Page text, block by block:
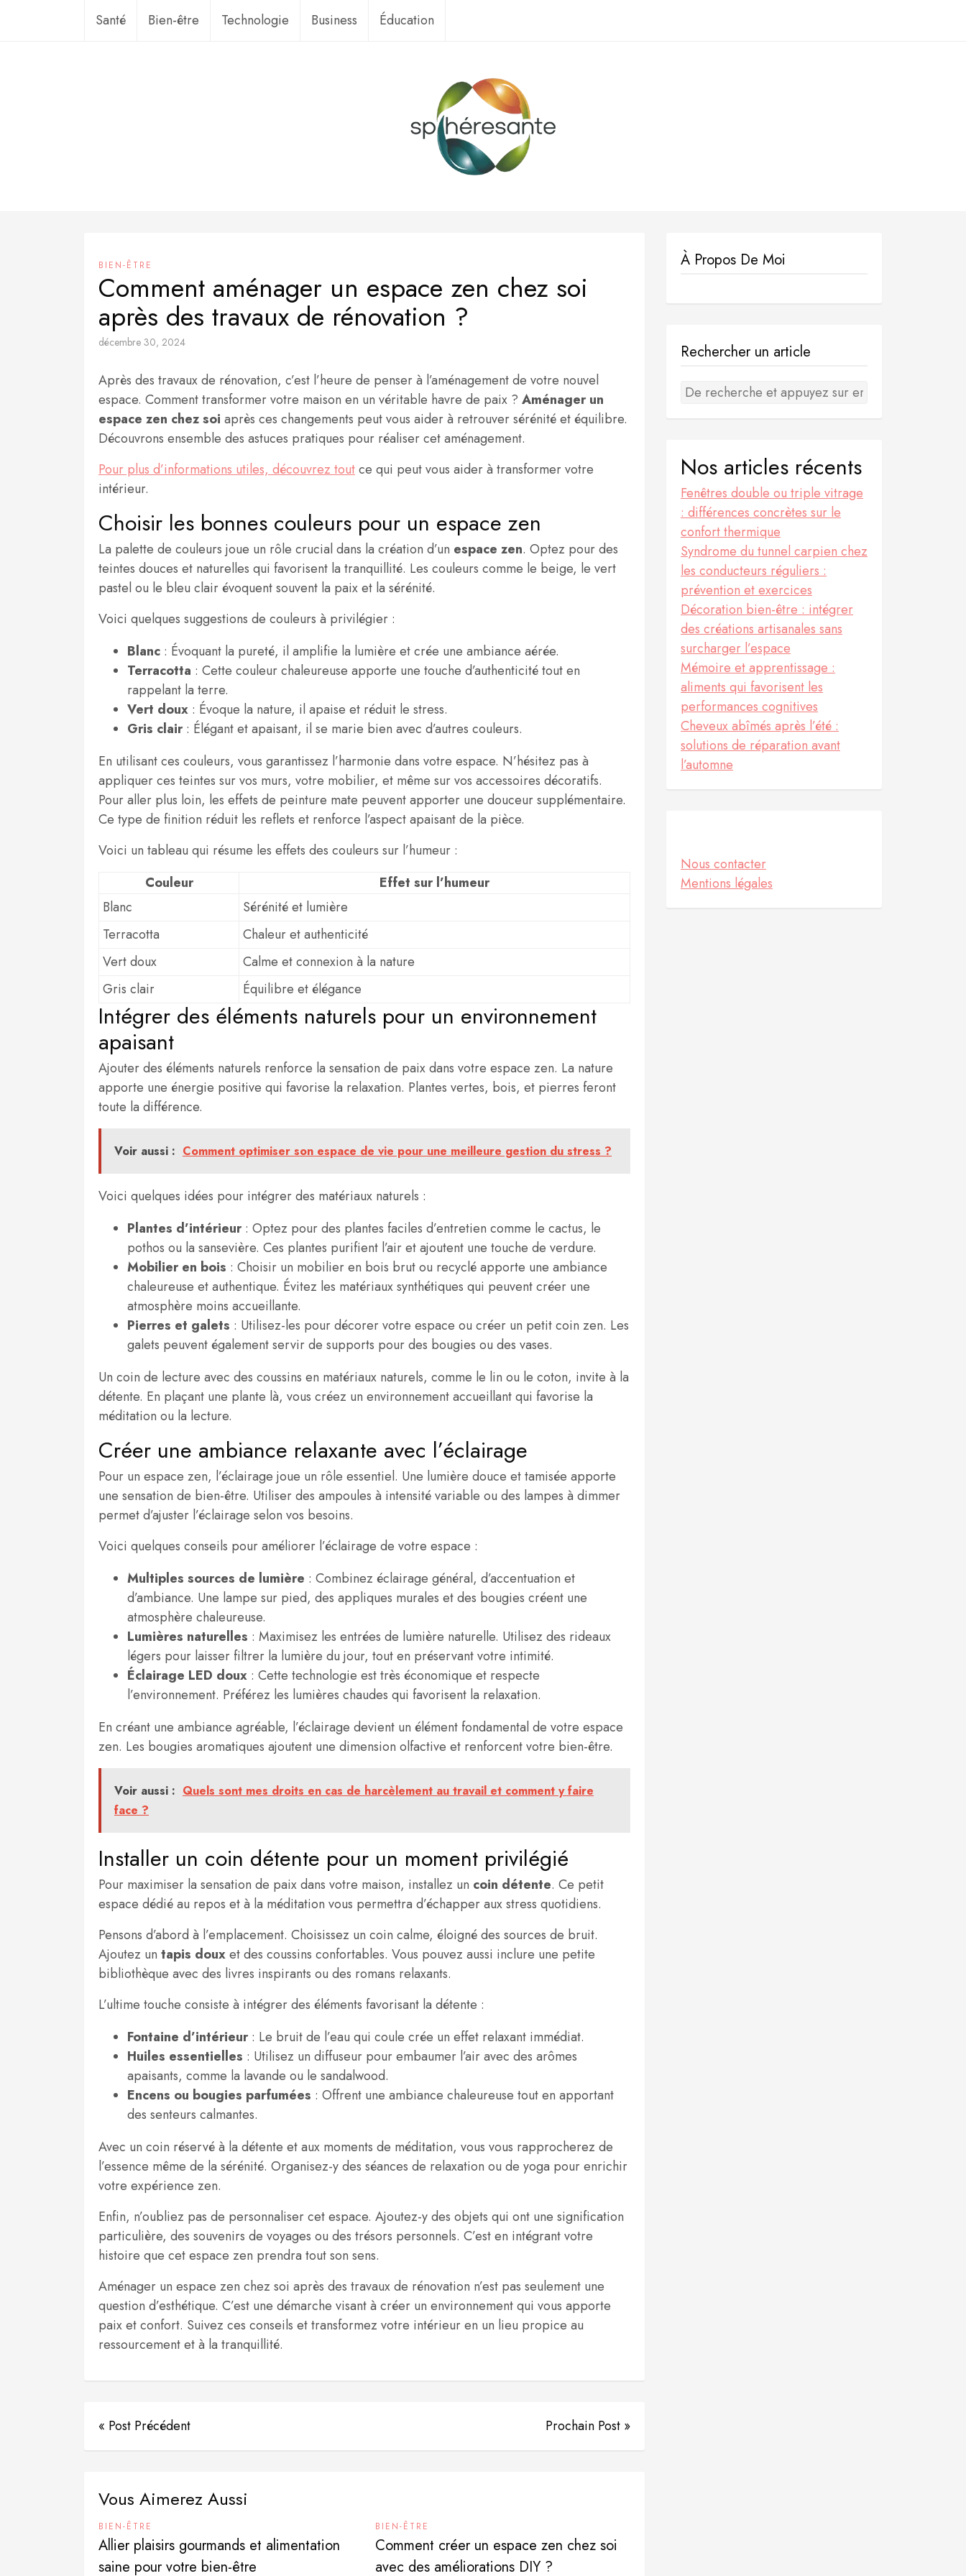
Santé Bien-être Technologie Business Éducation
BIEN-ÊTRE
Comment aménager un espace zen chez soi
après des travaux de rénovation ?
décembre 30, 2024
Après des travaux de rénovation, c’est l’heure de penser à l’aménagement de votre nouvel
espace. Comment transformer votre maison en un véritable havre de paix ? Aménager un
espace zen chez soi après ces changements peut vous aider à retrouver sérénité et équilibre.
Découvrons ensemble des astuces pratiques pour réaliser cet aménagement.
Pour plus d’informations utiles, découvrez toutce qui peut vous aider à transformer votre
intérieur.
Choisir les bonnes couleurs pour un espace zen
La palette de couleurs joue un rôle crucial dans la création d’un espace zen. Optez pour des
teintes douces et naturelles qui favorisent la tranquillité. Les couleurs comme le beige, le vert
pastel ou le bleu clair évoquent souvent la paix et la sérénité.
Voici quelques suggestions de couleurs à privilégier :
Blanc : Évoquant la pureté, il amplifie la lumière et crée une ambiance aérée.
Terracotta : Cette couleur chaleureuse apporte une touche d’authenticité tout en
rappelant la terre.
Vert doux : Évoque la nature, il apaise et réduit le stress.
Gris clair: Élégant et apaisant, il se marie bien avec d’autres couleurs.
En utilisant ces couleurs, vous garantissez l’harmonie dans votre espace. N’hésitez pas à
appliquer ces teintes sur vos murs, votre mobilier, et même sur vos accessoires décoratifs.
Pour aller plus loin, les effets de peinture mate peuvent apporter une douceur supplémentaire.
Ce type de finition réduit les reflets et renforce l’aspect apaisant de la pièce.
Voici un tableau qui résume les effets des couleurs sur l’humeur :
Couleur
Effet sur l’humeur
Blanc
Sérénité et lumière
Terracotta
Chaleur et authenticité
Vert doux
Calme et connexion à la nature
Gris clair
Équilibre et élégance
Intégrer des éléments naturels pour un environnement
apaisant
Ajouter des éléments naturels renforce la sensation de paix dans votre espace zen. La nature
apporte une énergie positive qui favorise la relaxation. Plantes vertes, bois, et pierres feront
toute la différence.
Voir aussi : Comment optimiser son espace de vie pour une meilleure gestion du stress ?
Voici quelques idées pour intégrer des matériaux naturels :
Plantes d’intérieur: Optez pour des plantes faciles d’entretien comme le cactus, le
pothos ou la sansevière. Ces plantes purifient l’air et ajoutent une touche de verdure.
Mobilier en bois : Choisir un mobilier en bois brut ou recyclé apporte une ambiance
chaleureuse et authentique. Évitez les matériaux synthétiques qui peuvent créer une
atmosphère moins accueillante.
Pierres et galets : Utilisez-les pour décorer votre espace ou créer un petit coin zen. Les
galets peuvent également servir de supports pour des bougies ou des vases.
Un coin de lecture avec des coussins en matériaux naturels, comme le lin ou le coton, invite à la
détente. En plaçant une plante là, vous créez un environnement accueillant qui favorise la
méditation ou la lecture.
Créer une ambiance relaxante avec l’éclairage
Pour un espace zen, l’éclairage joue un rôle essentiel. Une lumière douce et tamisée apporte
une sensation de bien-être. Utiliser des ampoules à intensité variable ou des lampes à dimmer
permet d’ajuster l’éclairage selon vos besoins.
Voici quelques conseils pour améliorer l’éclairage de votre espace :
Multiples sources de lumière : Combinez éclairage général, d’accentuation et
d’ambiance. Une lampe sur pied, des appliques murales et des bougies créent une
atmosphère chaleureuse.
Lumières naturelles : Maximisez les entrées de lumière naturelle. Utilisez des rideaux
légers pour laisser filtrer la lumière du jour, tout en préservant votre intimité.
Éclairage LED doux : Cette technologie est très économique et respecte
l’environnement. Préférez les lumières chaudes qui favorisent la relaxation.
En créant une ambiance agréable, l’éclairage devient un élément fondamental de votre espace
zen. Les bougies aromatiques ajoutent une dimension olfactive et renforcent votre bien-être.
Voir aussi : Quels sont mes droits en cas de harcèlement au travail et comment y faire
face ?
Installer un coin détente pour un moment privilégié
Pour maximiser la sensation de paix dans votre maison, installez un coin détente. Ce petit
espace dédié au repos et à la méditation vous permettra d’échapper aux stress quotidiens.
Pensons d’abord à l’emplacement. Choisissez un coin calme, éloigné des sources de bruit.
Ajoutez un tapis douxet des coussins confortables. Vous pouvez aussi inclure une petite
bibliothèque avec des livres inspirants ou des romans relaxants.
L’ultime touche consiste à intégrer des éléments favorisant la détente :
Fontaine d’intérieur: Le bruit de l’eau qui coule crée un effet relaxant immédiat.
Huiles essentielles : Utilisez un diffuseur pour embaumer l’air avec des arômes
apaisants, comme la lavande ou le sandalwood.
Encens ou bougies parfumées : Offrent une ambiance chaleureuse tout en apportant
des senteurs calmantes.
Avec un coin réservé à la détente et aux moments de méditation, vous vous rapprocherez de
l’essence même de la sérénité. Organisez-y des séances de relaxation ou de yoga pour enrichir
votre expérience zen.
Enfin, n’oubliez pas de personnaliser cet espace. Ajoutez-y des objets qui ont une signification
particulière, des souvenirs de voyages ou des trésors personnels. C’est en intégrant votre
histoire que cet espace zen prendra tout son sens.
Aménager un espace zen chez soi après des travaux de rénovation n’est pas seulement une
question d’esthétique. C’est une démarche visant à créer un environnement qui vous apporte
paix et confort. Suivez ces conseils et transformez votre intérieur en un lieu propice au
ressourcement et à la tranquillité.
« Post Précédent Prochain Post »
Vous Aimerez Aussi
BIEN-ÊTRE
Allier plaisirs gourmands et alimentation
saine pour votre bien-être
BIEN-ÊTRE
Comment créer un espace zen chez soi
avec des améliorations DIY ?
À Propos De Moi
Rechercher un article
Nos articles récents
Fenêtres double ou triple vitrage
: différences concrètes sur le
confort thermique
Syndrome du tunnel carpien chez
les conducteurs réguliers :
prévention et exercices
Décoration bien-être : intégrer
des créations artisanales sans
surcharger l’espace
Mémoire et apprentissage :
aliments qui favorisent les
performances cognitives
Cheveux abîmés après l’été :
solutions de réparation avant
l’automne
Nous contacter
Mentions légales